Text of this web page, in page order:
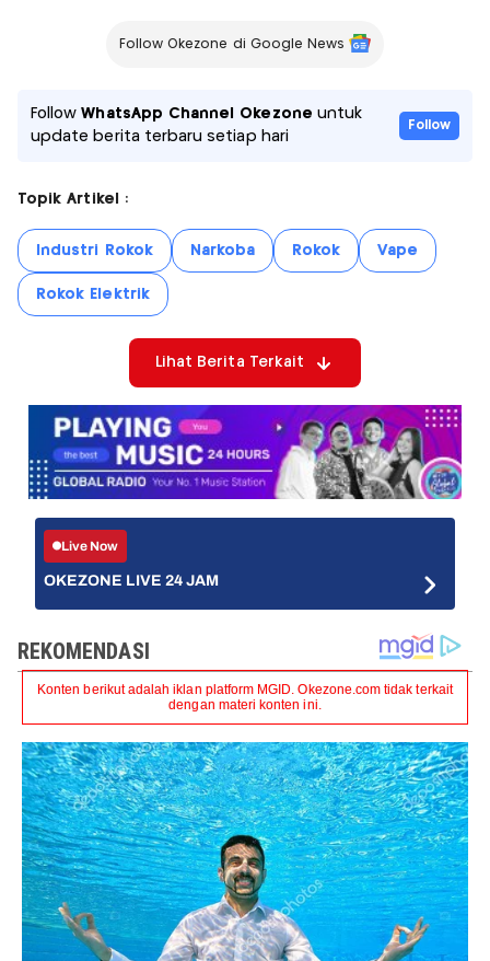
Follow Okezone di Google News
FollowWhatsApp Channel Okezone untuk
update berita terbaru setiap hari
Follow
Topik Artikel :
Industri Rokok Narkoba Rokok Vape
Rokok Elektrik
Lihat Berita Terkait
Live Now
OKEZONE LIVE 24 JAM